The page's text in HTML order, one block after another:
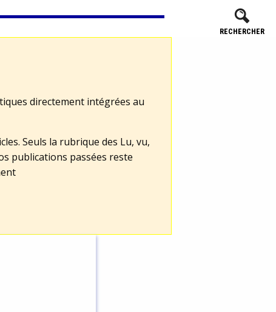
RECHERCHER
directement intégrées au
Seuls la rubrique des Lu, vu,
publications passées reste